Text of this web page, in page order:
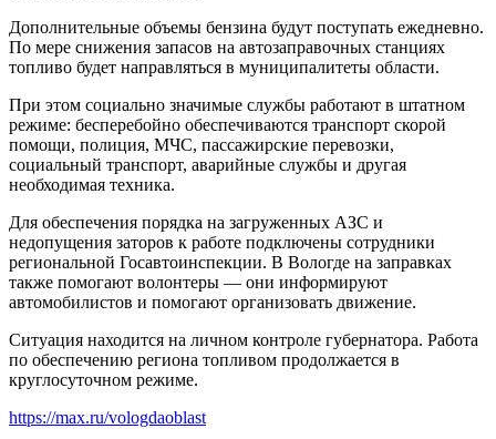
Дополнительные объемы бензина будут поступать ежедневно.
По мере снижения запасов на автозаправочных станциях
топливо будет направляться в муниципалитеты области.
При этом социально значимые службы работают в штатном
режиме: бесперебойно обеспечиваются транспорт скорой
помощи, полиция, МЧС, пассажирские перевозки,
социальный транспорт, аварийные службы и другая
необходимая техника.
Для обеспечения порядка на загруженных АЗС и
недопущения заторов к работе подключены сотрудники
региональной Госавтоинспекции. В Вологде на заправках
также помогают волонтеры — они информируют
автомобилистов и помогают организовать движение.
Ситуация находится на личном контроле губернатора. Работа
по обеспечению региона топливом продолжается в
круглосуточном режиме.
https://max.ru/vologdaoblast